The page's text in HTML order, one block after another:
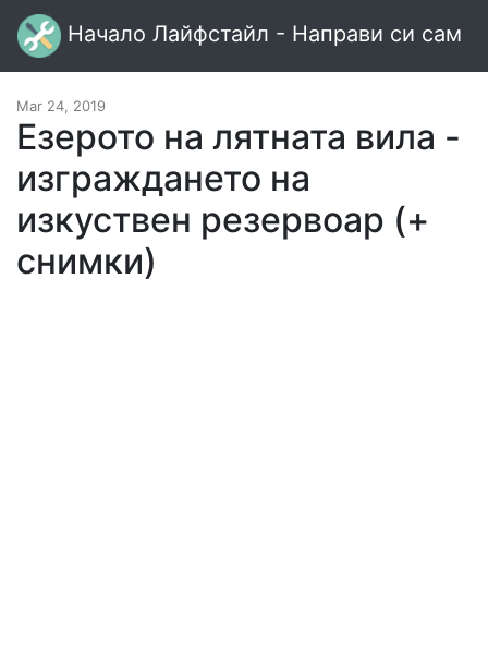
Начало Лайфстайл - Направи си сам
Mar 24, 2019
Езерото на лятната вила -
изграждането на
изкуствен резервоар (+
снимки)